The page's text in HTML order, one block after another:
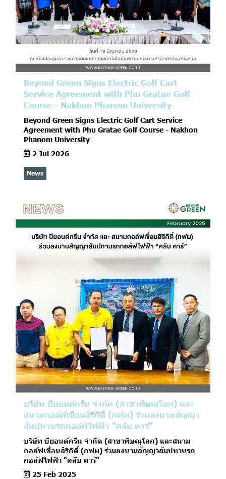
Beyond Green Signs Electric Golf Cart
Service Agreement with Phu Gratae Golf
Course - Nakhon Phanom University
Beyond Green Signs Electric Golf Cart Service
Agreement with Phu Gratae Golf Course - Nakhon
Phanom University
2 Jul 2026
News
บริษัท บียอนด์กรีน จำกัด (สาขาพิษณุโลก) และ
สนามกอล์ฟเขื่อนสิริกิติ์ (กฟผ) ร่วมลงนามสัญญา
สัมปทานรถกอล์ฟไฟฟ้า "คลับ คาร์"
บริษัท บียอนด์กรีน จำกัด (สาขาพิษณุโลก) และสนาม
กอล์ฟเขื่อนสิริกิติ์ (กฟผ) ร่วมลงนามสัญญาสัมปทานรถ
กอล์ฟไฟฟ้า "คลับ คาร์"
25 Feb 2025